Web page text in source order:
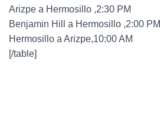
Arizpe a Hermosillo ,2:30 PM
Benjamin Hill a Hermosillo ,2:00 PM
Hermosillo a Arizpe,10:00 AM
[/table]